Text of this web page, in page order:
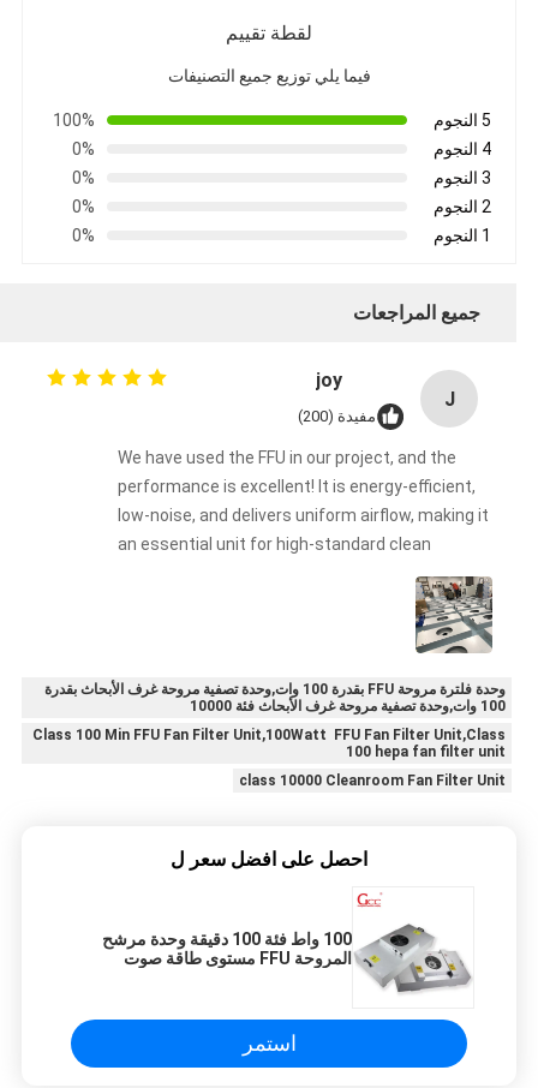
لقطة تقييم
فيما يلي توزيع جميع التصنيفات
5 النجوم
100%
4 النجوم
0%
3 النجوم
0%
2 النجوم
0%
1 النجوم
0%
جميع المراجعات
J
joy
مفيدة (200)
We have used the FFU in our project, and the
performance is excellent! It is energy-efficient,
low-noise, and delivers uniform airflow, making it
an essential unit for high-standard clean
وحدة فلترة مروحة FFU بقدرة 100 وات,وحدة تصفية مروحة غرف الأبحاث بقدرة
100 وات,وحدة تصفية مروحة غرف الأبحاث فئة 10000
Class 100 Min FFU Fan Filter Unit,100Watt FFU Fan Filter Unit,Class
100 hepa fan filter unit
class 10000 Cleanroom Fan Filter Unit
احصل على افضل سعر ل
100 واط فئة 100 دقيقة وحدة مرشح
المروحة FFU مستوى طاقة صوت
استمر